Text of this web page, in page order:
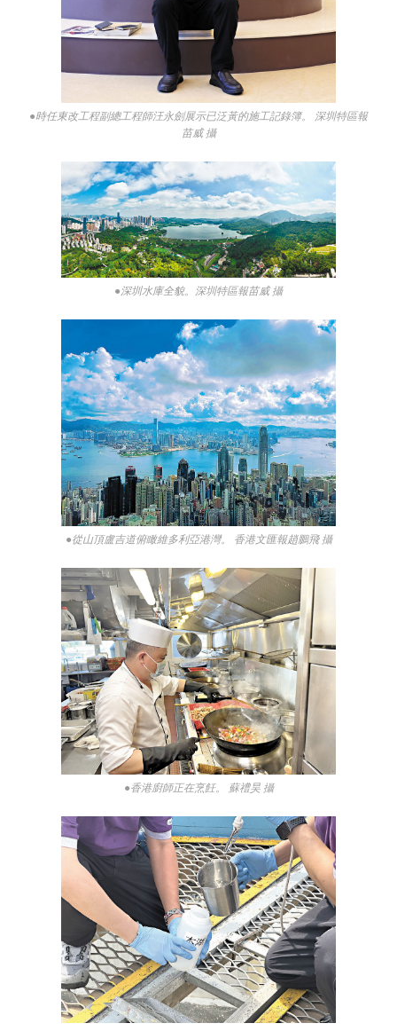
●時任東改工程副總工程師汪永劍展示已泛黃的施工記錄簿。 深圳特區報
苗威 攝
●深圳水庫全貌。深圳特區報苗威 攝
●從山頂盧吉道俯瞰維多利亞港灣。 香港文匯報趙鵬飛 攝
●香港廚師正在烹飪。 蘇禮昊 攝